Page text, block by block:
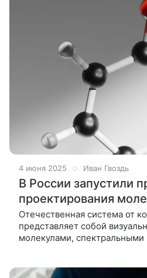
4 июня 2025 Иван Гвоздь
В России запустили
проектирования
Отечественная система от
представляет собой
молекулами, спектральными